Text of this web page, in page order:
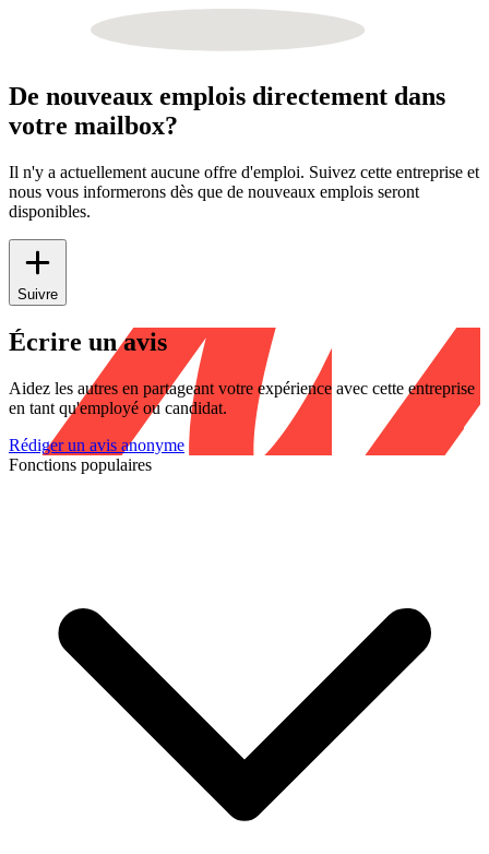
De nouveaux emplois directement dans
votre mailbox?
Il n'y a actuellement aucune offre d'emploi. Suivez cette entreprise et
nous vous informerons dès que de nouveaux emplois seront
disponibles.
Suivre
Écrire un avis
Aidez les autres en partageant votre expérience avec cette entreprise
en tant qu'employé ou candidat.
Rédiger un avis anonyme
Fonctions populaires